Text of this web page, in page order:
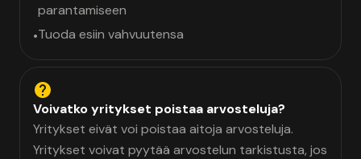
parantamiseen
•Tuoda esiin vahvuutensa
Voivatko yritykset poistaa arvosteluja?
Yritykset eivät voi poistaa aitoja arvosteluja.
Yritykset voivat pyytää arvostelun tarkistusta, jos